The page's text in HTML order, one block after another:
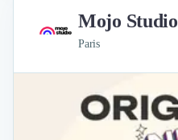
Mojo Studio
Paris